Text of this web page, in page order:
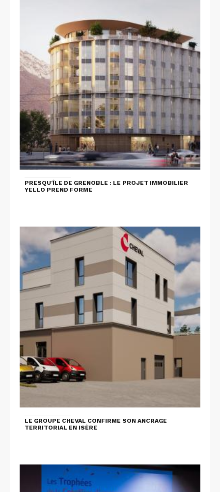
PRESQU'ÎLE DE GRENOBLE : LE PROJET IMMOBILIER
YELLO PREND FORME
LE GROUPE CHEVAL CONFIRME SON ANCRAGE
TERRITORIAL EN ISÈRE